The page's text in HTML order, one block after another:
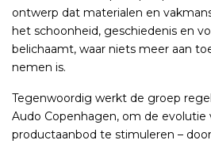
ontwerp dat materialen en
het schoonheid, geschiedenis en
belichaamt, waar niets meer aan
nemen is.
Tegenwoordig werkt de groep
Audo Copenhagen, om de evolutie
productaanbod te stimuleren –